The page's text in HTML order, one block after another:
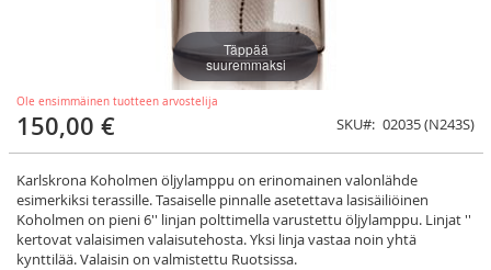
Ole ensimmäinen tuotteen arvostelija
150,00 € SKU 02035 (N243S)
Karlskrona Koholmen öljylamppu on erinomainen valonlähde
esimerkiksi terassille. Tasaiselle pinnalle asetettava lasisäiliöinen
Koholmen on pieni 6'' linjan polttimella varustettu öljylamppu. Linjat ''
kertovat valaisimen valaisutehosta. Yksi linja vastaa noin yhtä
kynttilää. Valaisin on valmistettu Ruotsissa.
Täppää
suuremmaksi